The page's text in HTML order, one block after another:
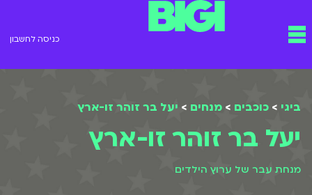
תפריט כניסה לחשבון
ביגי > כוכבים > מנחים > יעל בר זוהר זו-ארץ
יעל בר זוהר זו-ארץ
מנחת עבר של ערוץ הילדים